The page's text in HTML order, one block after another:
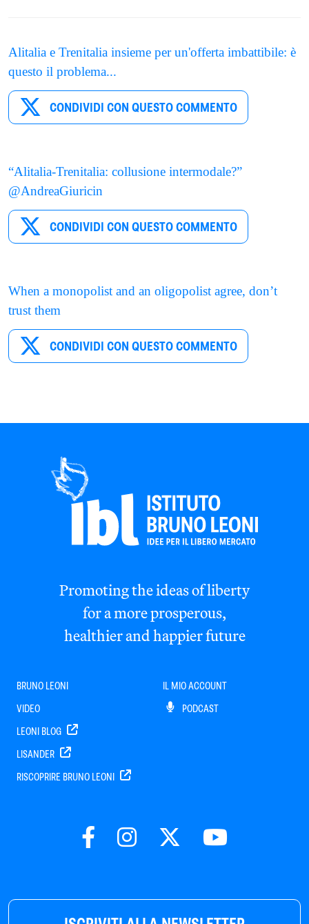
Alitalia e Trenitalia insieme per un'offerta imbattibile: è
questo il problema...
CONDIVIDI CON QUESTO COMMENTO
“Alitalia-Trenitalia: collusione intermodale?”
@AndreaGiuricin
CONDIVIDI CON QUESTO COMMENTO
When a monopolist and an oligopolist agree, don’t
trust them
CONDIVIDI CON QUESTO COMMENTO
Promoting the ideas of liberty
for a more prosperous,
healthier and happier future
BRUNO LEONI
VIDEO
LEONI BLOG
LISANDER
RISCOPRIRE BRUNO LEONI
IL MIO ACCOUNT
PODCAST